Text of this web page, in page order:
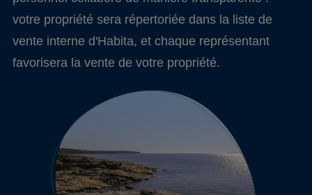
votre propriété sera répertoriée dans la liste de
vente interne d'Habita, et chaque représentant
favorisera la vente de votre propriété.